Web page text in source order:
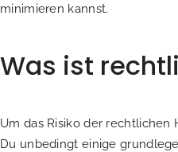
minimieren kannst.
Was ist
Um das Risiko der
Du unbedingt einige